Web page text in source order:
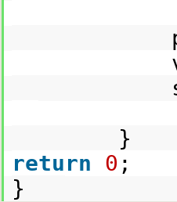
return
0
}